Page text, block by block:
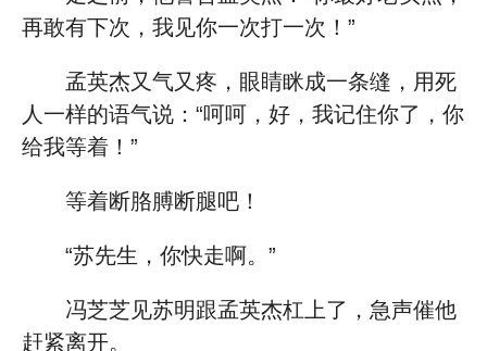
再敢有下次，我见你一次打一次！”
孟英杰又气又疼，眼睛眯成一条缝，用死
人一样的语气说：“呵呵，好，我记住你了，你
给我等着！”
等着断胳膊断腿吧！
“苏先生，你快走啊。”
冯芝芝见苏明跟孟英杰杠上了，急声催他
赶紧离开。